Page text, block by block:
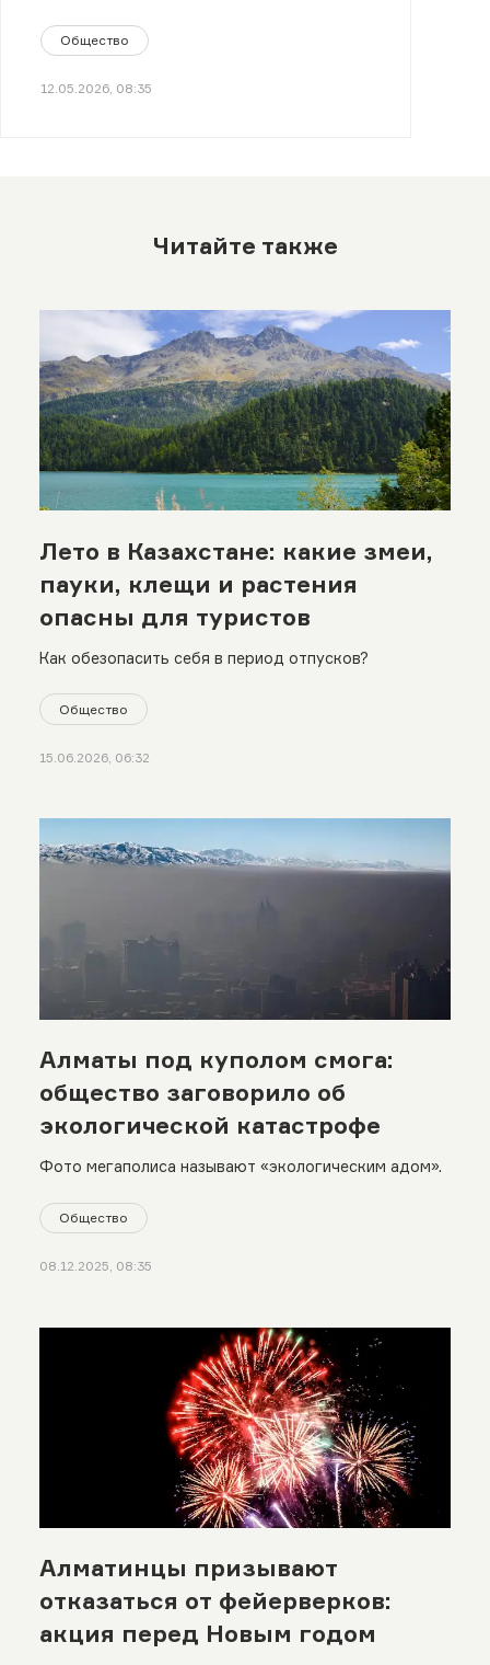
Общество
12.05.2026, 08:35
Читайте также
Лето в Казахстане: какие змеи,
пауки, клещи и растения
опасны для туристов
Как обезопасить себя в период отпусков?
Общество
15.06.2026, 06:32
Алматы под куполом смога:
общество заговорило об
экологической катастрофе
Фото мегаполиса называют «экологическим адом».
Общество
08.12.2025, 08:35
Алматинцы призывают
отказаться от фейерверков:
акция перед Новым годом